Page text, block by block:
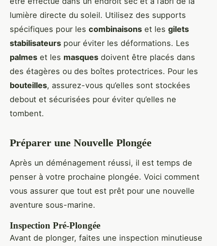
lumière directe du soleil. Utilisez des supports
spécifiques pour les combinaisons et les gilets
stabilisateurs pour éviter les déformations. Les
palmes et les masques doivent être placés dans
des étagères ou des boîtes protectrices. Pour les
bouteilles, assurez-vous qu’elles sont stockées
debout et sécurisées pour éviter qu’elles ne
tombent.
Préparer une Nouvelle Plongée
Après un déménagement réussi, il est temps de
penser à votre prochaine plongée. Voici comment
vous assurer que tout est prêt pour une nouvelle
aventure sous-marine.
Inspection Pré-Plongée
Avant de plonger, faites une inspection minutieuse